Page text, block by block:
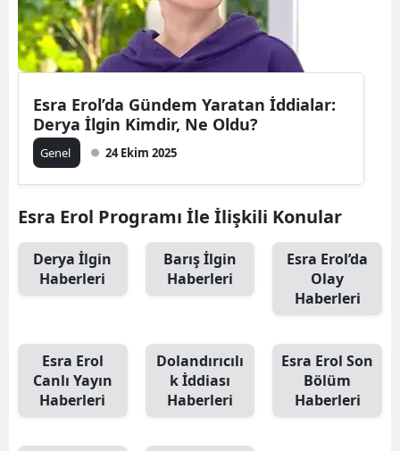
Esra Erol’da Gündem Yaratan İddialar:
Derya İlgin Kimdir, Ne Oldu?
Genel 24 Ekim 2025
Esra Erol Programı İle İlişkili Konular
Derya İlgin
Haberleri
Barış İlgin
Haberleri
Esra Erol’da
Olay
Haberleri
Esra Erol
Canlı Yayın
Haberleri
Dolandırıcılı
k İddiası
Haberleri
Esra Erol Son
Bölüm
Haberleri